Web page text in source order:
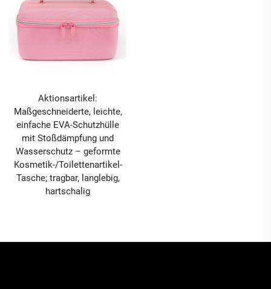
Aktionsartikel:
Maßgeschneiderte, leichte,
einfache EVA-Schutzhülle
mit Stoßdämpfung und
Wasserschutz – geformte
Kosmetik-/Toilettenartikel-
Tasche; tragbar, langlebig,
hartschalig